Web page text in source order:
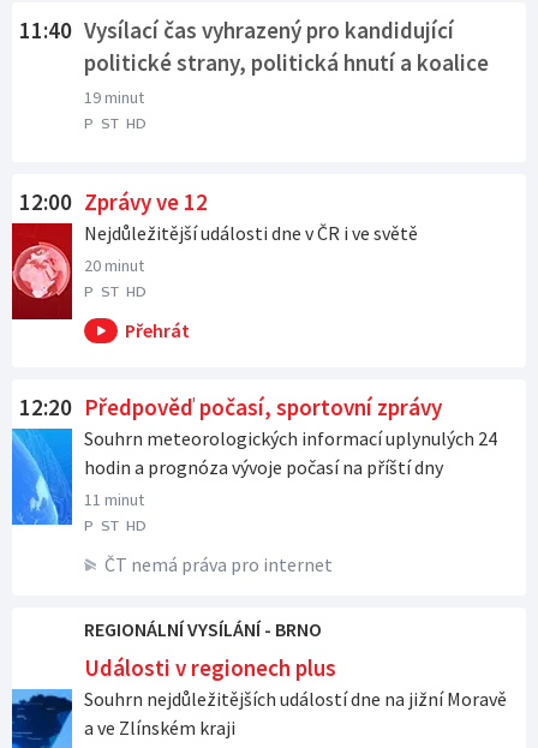
11:40 Vysílací čas vyhrazený pro kandidující
politické strany, politická hnutí a koalice
19 minut
P ST HD
Ráno od 06:00 na ČT2
Ráno od 06:00 na ČT24
Ráno od 06:00 na ČT sport
Ráno od 06:00 na ČT :D
V poledne od 12:00 na ČT1
12:00 Zprávy ve 12
Nejdůležitější události dne v ČR i ve světě
20 minut
P ST HD
12:20 Předpověď počasí, sportovní zprávy
Souhrn meteorologických informací uplynulých 24
hodin a prognóza vývoje počasí na příští dny
11 minut
P ST HD
ČT nemá práva pro internet
REGIONÁLNÍ VYSÍLÁNÍ - BRNO
Události v regionech plus
Souhrn nejdůležitějších událostí dne na jižní Moravě
a ve Zlínském kraji